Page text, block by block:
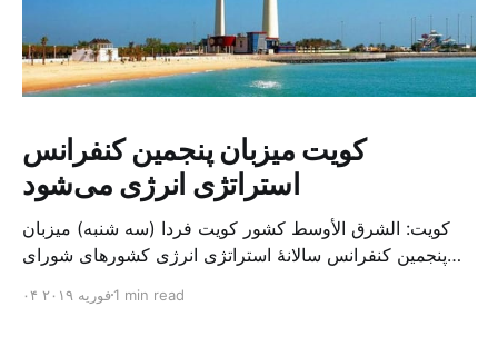
کویت میزبان پنجمین کنفرانس
استراتژی انرژی می‌شود
کویت: الشرق الأوسط کشور کویت فردا (سه شنبه) میزبان
پنجمین کنفرانس سالانهٔ استراتژی انرژی کشورهای شورای
متخصص از شرکت‌های جهانی نفت و گاز در این کنفرانس
۰۴ فوریه ۲۰۱۹1 min read